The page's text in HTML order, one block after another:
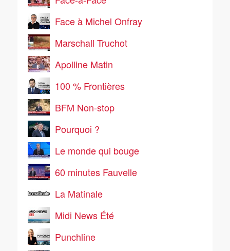
Face à Michel Onfray
Marschall Truchot
Apolline Matin
100 % Frontières
BFM Non-stop
Pourquoi ?
Le monde qui bouge
60 minutes Fauvelle
La Matinale
Midi News Été
Punchline